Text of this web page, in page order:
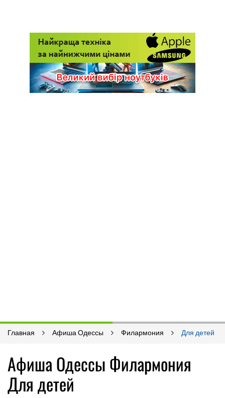
Главная Афиша Одессы Филармония Для детей
Афиша Одессы Филармония
Для детей